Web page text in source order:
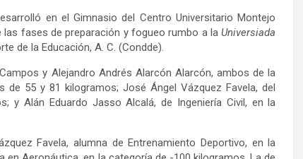
en el Gimnasio del Centro Universitario Montejo
las fases de preparación y fogueo rumbo a laUniversiada
de la Educación, A. C. (Condde).
y Alejandro Andrés Alarcón Alarcón, ambos de la
55 y 81 kilogramos; José Ángel Vázquez Favela, del
y Alán Eduardo Jasso Alcalá, de Ingeniería Civil, en la
Favela, alumna de Entrenamiento Deportivo, en la